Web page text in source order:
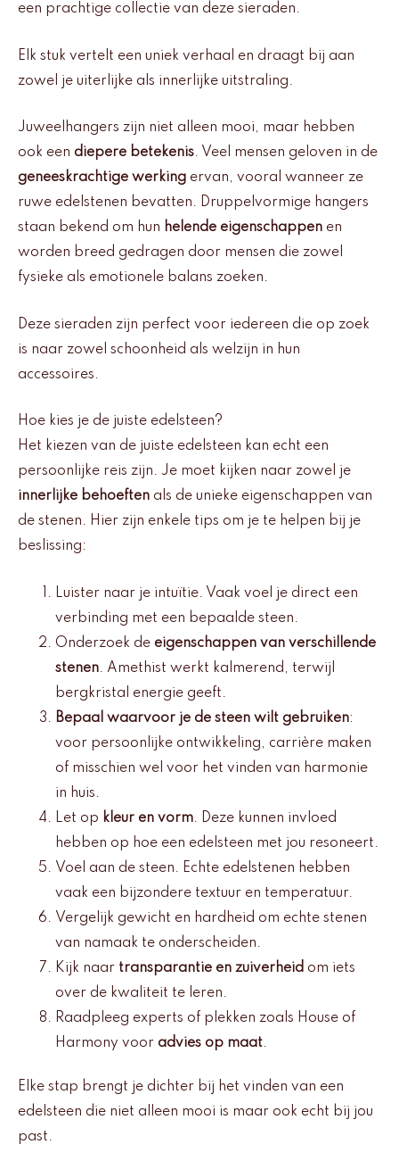
een prachtige collectie van deze sieraden.
Elk stuk vertelt een uniek verhaal en draagt bij aan
zowel je uiterlijke als innerlijke uitstraling.
Juweelhangers zijn niet alleen mooi, maar hebben
ook een diepere betekenis. Veel mensen geloven in de
geneeskrachtige werking ervan, vooral wanneer ze
ruwe edelstenen bevatten. Druppelvormige hangers
staan bekend om hun helende eigenschappen en
worden breed gedragen door mensen die zowel
fysieke als emotionele balans zoeken.
Deze sieraden zijn perfect voor iedereen die op zoek
is naar zowel schoonheid als welzijn in hun
accessoires.
Hoe kies je de juiste edelsteen?
Het kiezen van de juiste edelsteen kan echt een
persoonlijke reis zijn. Je moet kijken naar zowel je
innerlijke behoeften als de unieke eigenschappen van
de stenen. Hier zijn enkele tips om je te helpen bij je
beslissing:
Luister naar je intuïtie. Vaak voel je direct een
verbinding met een bepaalde steen.
Onderzoek de eigenschappen van verschillende
stenen. Amethist werkt kalmerend, terwijl
bergkristal energie geeft.
Bepaal waarvoor je de steen wilt gebruiken:
voor persoonlijke ontwikkeling, carrière maken
of misschien wel voor het vinden van harmonie
in huis.
Let op kleur en vorm. Deze kunnen invloed
hebben op hoe een edelsteen met jou resoneert.
Voel aan de steen. Echte edelstenen hebben
vaak een bijzondere textuur en temperatuur.
Vergelijk gewicht en hardheid om echte stenen
van namaak te onderscheiden.
Kijk naar transparantie en zuiverheid om iets
over de kwaliteit te leren.
Raadpleeg experts of plekken zoals House of
Harmony voor advies op maat.
Elke stap brengt je dichter bij het vinden van een
edelsteen die niet alleen mooi is maar ook echt bij jou
past.